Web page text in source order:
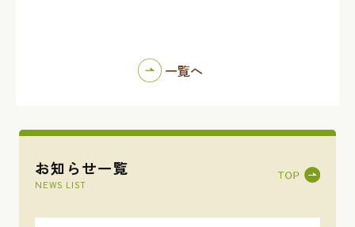
お知らせ一覧
NEWS LIST
一覧へ